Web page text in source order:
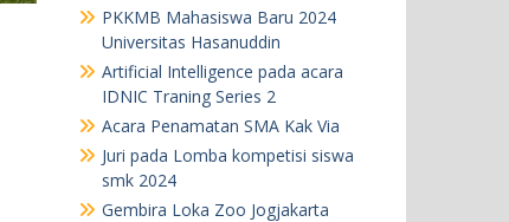
PKKMB Mahasiswa Baru 2024
Universitas Hasanuddin
Artificial Intelligence pada acara
IDNIC Traning Series 2
Acara Penamatan SMA Kak Via
Juri pada Lomba kompetisi siswa
smk 2024
Gembira Loka Zoo Jogjakarta